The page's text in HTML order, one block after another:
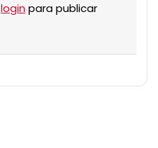
login para publicar